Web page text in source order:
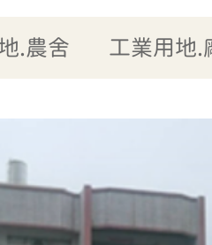
.農舍 工業用地.